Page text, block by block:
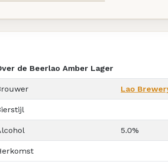
de Beerlao Amber Lager
Lao
5.0%